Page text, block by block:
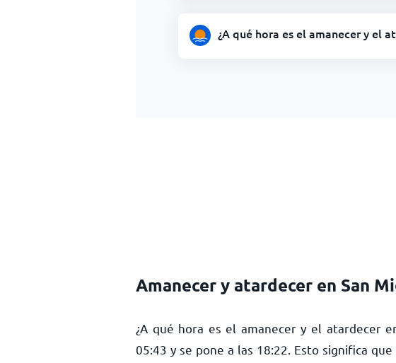
¿A qué hora es el amanecer y el
Amanecer y atardecer en San
¿A qué hora es el amanecer y el atardecer
05:43 y se pone a las 18:22 . Esto significa